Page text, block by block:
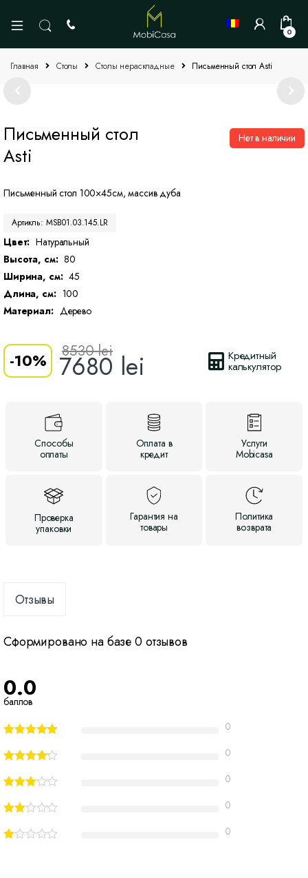
0
Главная Cтолы Столы нераскладные Письменный стол Asti
Письменный стол
Asti
Письменный стол 100×45см, массив дуба
Артикль: MSB01.03.145.LR
Цвет: Hатуральный
Высота, см: 80
Ширина, см: 45
Длина, см: 100
Материал: Дерево
-10% 7680 lei
8530lei Кредитный
калькулятор
Нет в наличии
Способы
оплаты
Оплата в
кредит
Услуги
Mobicasa
Проверка
упаковки
Гарантияна
товары
Политика
возврата
Отзывы
Сформировано на базе 0 отзывов
0.0
баллов
0
0
0
0
0